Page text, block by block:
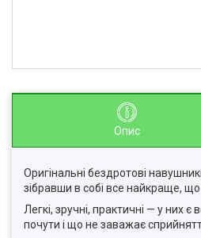
Опис
Оригінальні бездротові
зібравши в собі все найкраще,
Легкі, зручні, практичні — у них
почути і що не заважає